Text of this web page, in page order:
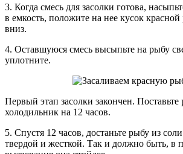
3. Когда смесь для засолки готова,
в емкость, положите на нее кусок
вниз.
4. Оставшуюся смесь высыпьте на рыбу
уплотните.
Первый этап засолки закончен. Поставьте
холодильник на 12 часов.
5. Спустя 12 часов, достаньте рыбу из
твердой и жесткой. Так и должно быть, в